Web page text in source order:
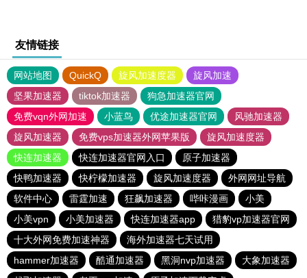
友情链接
网站地图 QuickQ 旋风加速度器
旋风加速
坚果加速器
tiktok加速器
狗急加速器官网
免费vqn外网加速
小蓝鸟 优途加速器官网
风驰加速器
旋风加速器
免费vps加速器外网苹果版
旋风加速度器
快连加速器
快连加速器官网入口
原子加速器
快鸭加速器
快柠檬加速器 旋风加速度器
外网网址导航
软件中心
雷霆加速 狂飙加速器 哔咔漫画
小美
小美vpn
小美加速器 快连加速器app
猎豹vp加速器官网
十大外网免费加速神器
海外加速器七天试用
hammer加速器
酷通加速器 黑洞nvp加速器
大象加速器